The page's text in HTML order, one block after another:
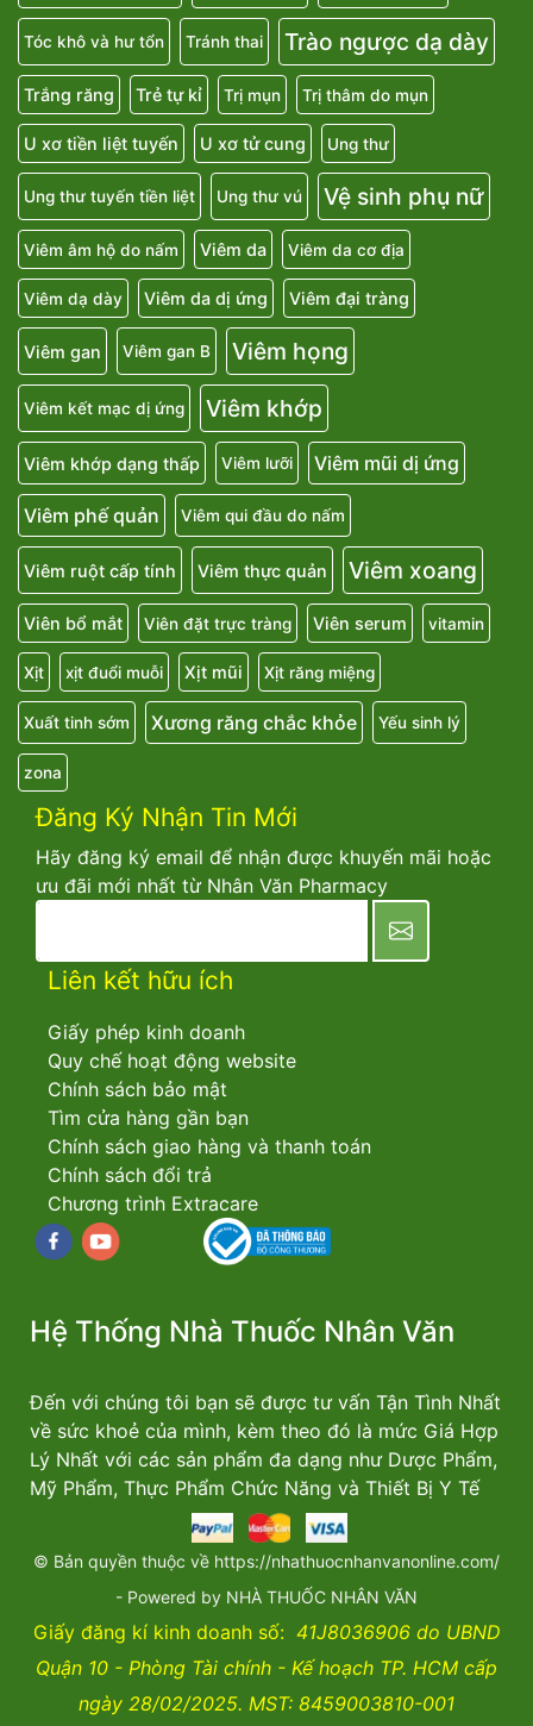
Tóc khô và hư tổn Tránh thai Trào ngược dạ dày
Trắng răng Trẻ tự kỉ Trị mụn Trị thâm do mụn
U xơ tiền liệt tuyến U xơ tử cung Ung thư
Ung thư tuyến tiền liệt Ung thư vú Vệ sinh phụ nữ
Viêm âm hộ do nấm Viêm da Viêm da cơ địa
Viêm dạ dày Viêm da dị ứng Viêm đại tràng
Viêm gan Viêm gan B Viêm họng
Viêm kết mạc dị ứng Viêm khớp
Viêm khớp dạng thấp Viêm lưỡi Viêm mũi dị ứng
Viêm phế quản Viêm qui đầu do nấm
Viêm ruột cấp tính Viêm thực quản Viêm xoang
Viên bổ mắt Viên đặt trực tràng Viên serum vitamin
Xịt xịt đuổi muỗi Xịt mũi Xịt răng miệng
Xuất tinh sớm Xương răng chắc khỏe Yếu sinh lý
zona
Đăng Ký Nhận Tin Mới
Hãy đăng ký email để nhận được khuyến mãi hoặc
ưu đãi mới nhất từ Nhân Văn Pharmacy
Liên kết hữu ích
Giấy phép kinh doanh
Quy chế hoạt động website
Chính sách bảo mật
Tìm cửa hàng gần bạn
Chính sách giao hàng và thanh toán
Chính sách đổi trả
Chương trình Extracare
Facebookyoutube
Hệ Thống Nhà Thuốc Nhân Văn
Đến với chúng tôi bạn sẽ được tư vấn Tận Tình Nhất
về sức khoẻ của mình, kèm theo đó là mức Giá Hợp
Lý Nhất với các sản phẩm đa dạng như Dược Phẩm,
Mỹ Phẩm, Thực Phẩm Chức Năng và Thiết Bị Y Tế
© Bản quyền thuộc về https://nhathuocnhanvanonline.com/
- Powered by NHÀ THUỐC NHÂN VĂN
Giấy đăng kí kinh doanh số: 41J8036906 do UBND
Quận 10 - Phòng Tài chính - Kế hoạch TP. HCM cấp
ngày 28/02/2025. MST: 8459003810-001